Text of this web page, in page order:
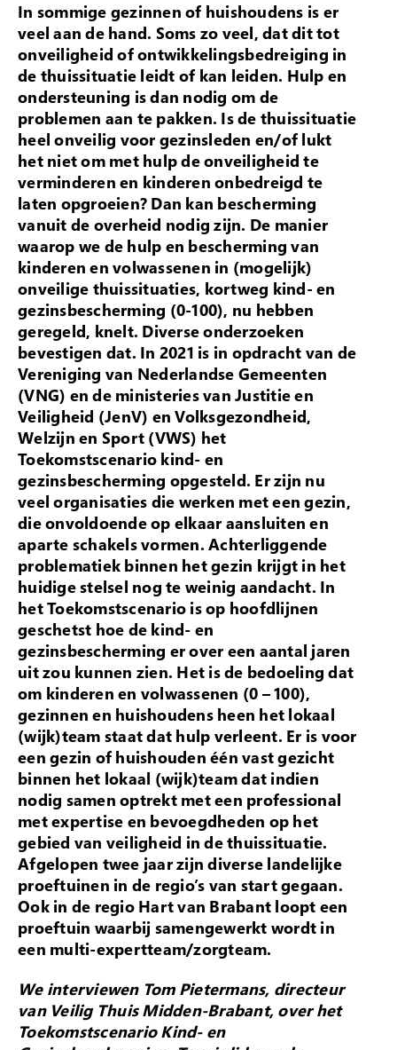
In sommige gezinnen of huishoudens is er
veel aan de hand. Soms zo veel, dat dit tot
onveiligheid of ontwikkelingsbedreiging in
de thuissituatie leidt of kan leiden. Hulp en
ondersteuning is dan nodig om de
problemen aan te pakken. Is de thuissituatie
heel onveilig voor gezinsleden en/of lukt
het niet om met hulp de onveiligheid te
verminderen en kinderen onbedreigd te
laten opgroeien? Dan kan bescherming
vanuit de overheid nodig zijn. De manier
waarop we de hulp en bescherming van
kinderen en volwassenen in (mogelijk)
onveilige thuissituaties, kortweg kind- en
gezinsbescherming (0-100), nu hebben
geregeld, knelt. Diverse onderzoeken
bevestigen dat. In 2021 is in opdracht van de
Vereniging van Nederlandse Gemeenten
(VNG) en de ministeries van Justitie en
Veiligheid (JenV) en Volksgezondheid,
Welzijn en Sport (VWS) het
Toekomstscenario kind- en
gezinsbescherming opgesteld. Er zijn nu
veel organisaties die werken met een gezin,
die onvoldoende op elkaar aansluiten en
aparte schakels vormen. Achterliggende
problematiek binnen het gezin krijgt in het
huidige stelsel nog te weinig aandacht. In
het Toekomstscenario is op hoofdlijnen
geschetst hoe de kind- en
gezinsbescherming er over een aantal jaren
uit zou kunnen zien. Het is de bedoeling dat
om kinderen en volwassenen (0 – 100),
gezinnen en huishoudens heen het lokaal
(wijk)team staat dat hulp verleent. Er is voor
een gezin of huishouden één vast gezicht
binnen het lokaal (wijk)team dat indien
nodig samen optrekt met een professional
met expertise en bevoegdheden op het
gebied van veiligheid in de thuissituatie.
Afgelopen twee jaar zijn diverse landelijke
proeftuinen in de regio’s van start gegaan.
Ook in de regio Hart van Brabant loopt een
proeftuin waarbij samengewerkt wordt in
een multi-expertteam/zorgteam.
We interviewen Tom Pietermans, directeur
van Veilig Thuis Midden-Brabant, over het
Toekomstscenario Kind- en